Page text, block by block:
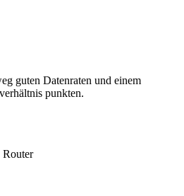
guten Datenraten und einem
punkten.